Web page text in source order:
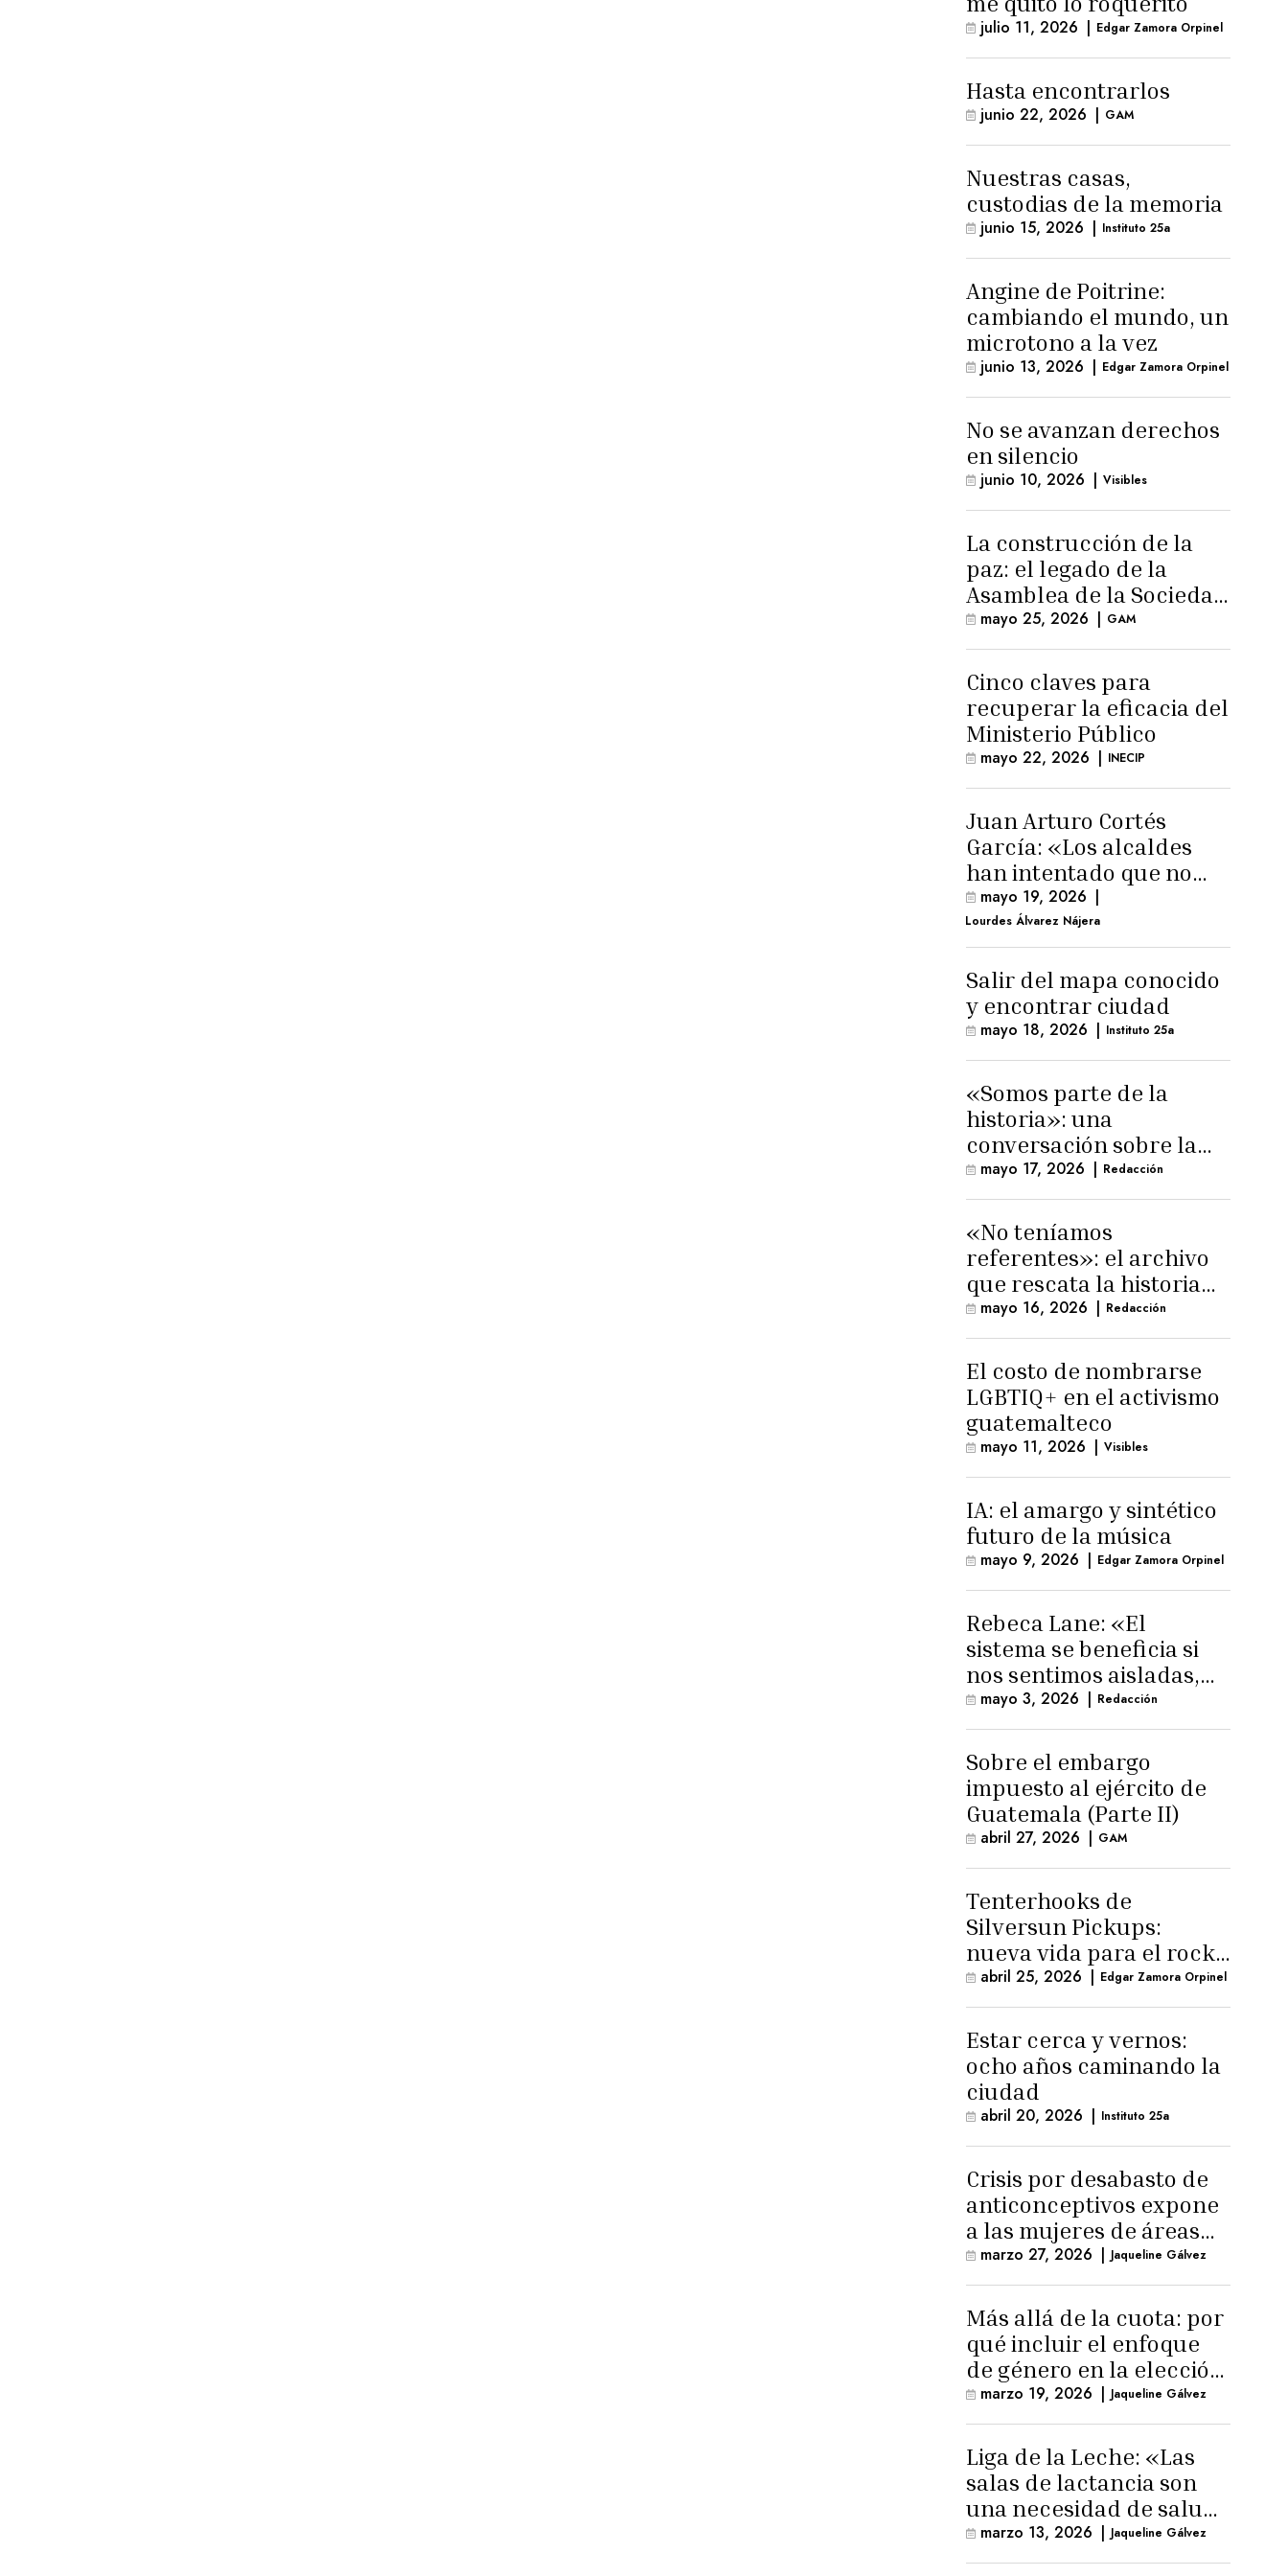
julio 11, 2026 | Edgar Zamora Orpinel
Hasta encontrarlos
junio 22, 2026 | GAM
Nuestras casas,
custodias de la memoria
junio 15, 2026 | Instituto 25a
Angine de Poitrine:
cambiando el mundo, un
microtono a la vez
junio 13, 2026 | Edgar Zamora Orpinel
No se avanzan derechos
en silencio
junio 10, 2026 | Visibles
La construcción de la
paz: el legado de la
Asamblea de la Sociedad
Civil
mayo 25, 2026 | GAM
Cinco claves para
recuperar la eficacia del
Ministerio Público
mayo 22, 2026 | INECIP
Juan Arturo Cortés
García: «Los alcaldes
han intentado que no
exista el terreno
comunal»
mayo 19, 2026 |
Lourdes Álvarez Nájera
Salir del mapa conocido
y encontrar ciudad
mayo 18, 2026 | Instituto 25a
«Somos parte de la
historia»: una
conversación sobre la
memoria trans
masculina
mayo 17, 2026 | Redacción
«No teníamos
referentes»: el archivo
que rescata la historia
trans masculina en
Latinoamérica
mayo 16, 2026 | Redacción
El costo de nombrarse
LGBTIQ+ en el activismo
guatemalteco
mayo 11, 2026 | Visibles
IA: el amargo y sintético
futuro de la música
mayo 9, 2026 | Edgar Zamora Orpinel
Rebeca Lane: «El
sistema se beneficia si
nos sentimos aisladas,
sin esperanza o espacio
para la ternura»
mayo 3, 2026 | Redacción
Sobre el embargo
impuesto al ejército de
Guatemala (Parte II)
abril 27, 2026 | GAM
Tenterhooks de
Silversun Pickups:
nueva vida para el rock
alternativo
abril 25, 2026 | Edgar Zamora Orpinel
Estar cerca y vernos:
ocho años caminando la
ciudad
abril 20, 2026 | Instituto 25a
Crisis por desabasto de
anticonceptivos expone
a las mujeres de áreas
rurales
marzo 27, 2026 | Jaqueline Gálvez
Más allá de la cuota: por
qué incluir el enfoque
de género en la elección
de Fiscal General
marzo 19, 2026 | Jaqueline Gálvez
Liga de la Leche: «Las
salas de lactancia son
una necesidad de salud
pública»
marzo 13, 2026 | Jaqueline Gálvez